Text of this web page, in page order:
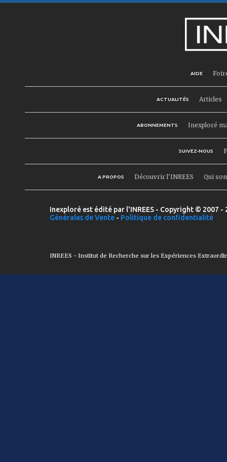
AIDE
ACTUALITÉS Articles
ABONNEMENTS Inexploré
SUIVEZ-NOUS
A PROPOS Découvrir l'INREES Qui
Inexploré est édité par l'INREES - Copyright © 2007
Générales de Vente - Politique de confidentialité
INREES - Institut de Recherche sur les Expériences